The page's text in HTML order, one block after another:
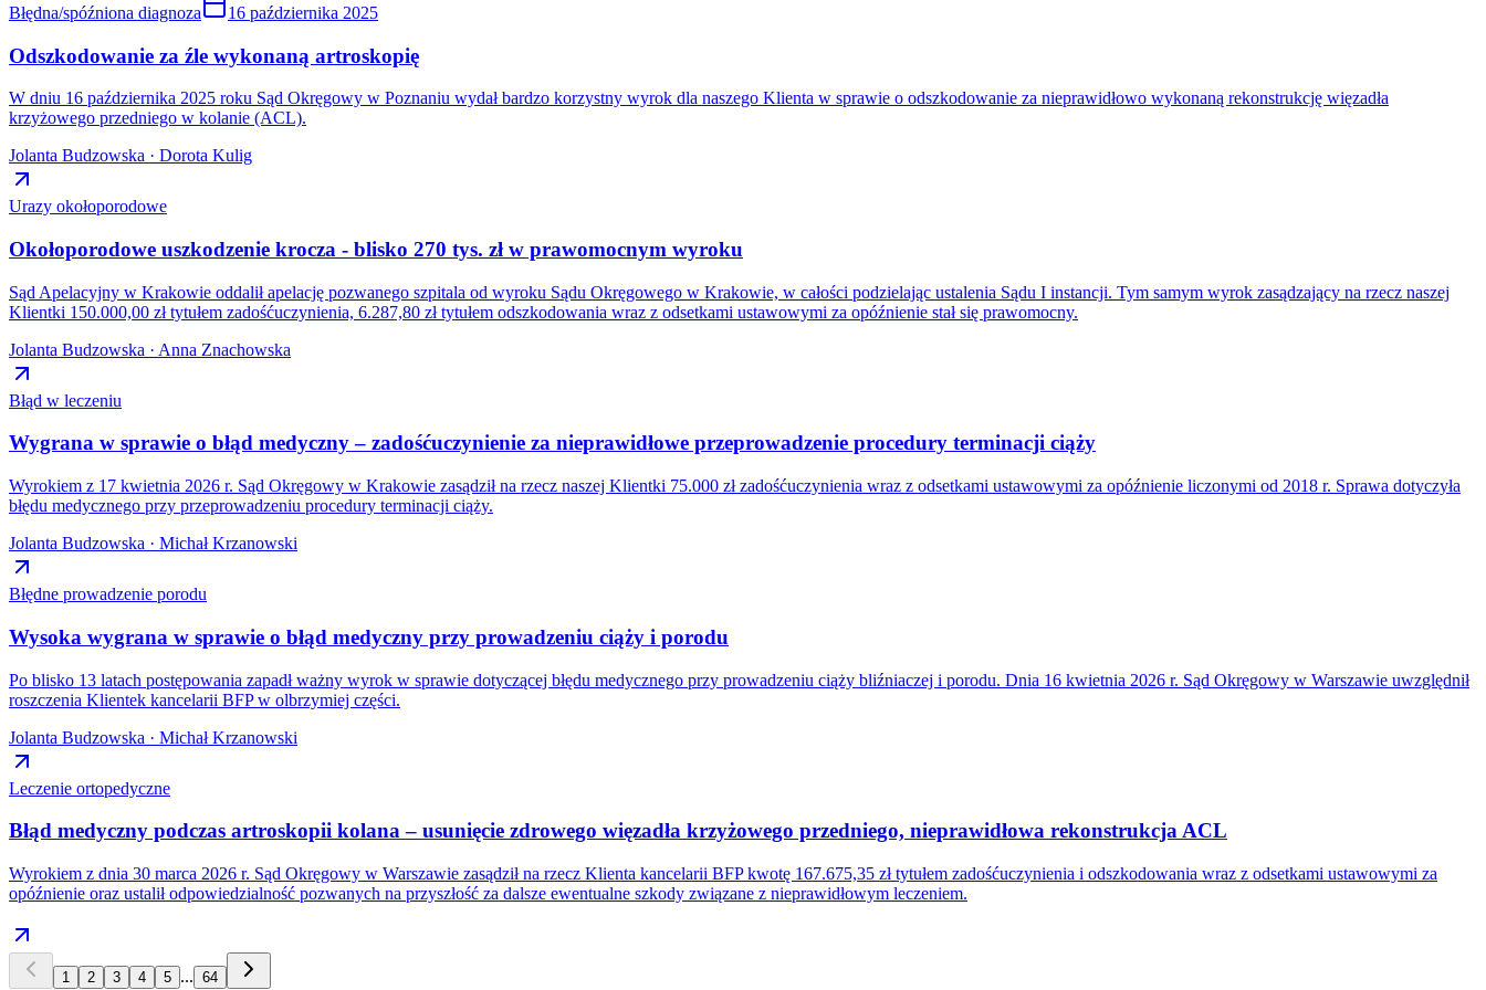
Błędna/spóźniona diagnoza 16 października 2025
Odszkodowanie za źle wykonaną artroskopię
W dniu 16 października 2025 roku Sąd Okręgowy w Poznaniu wydał bardzo korzystny wyrok dla naszego Klienta w sprawie o odszkodowanie za nieprawidłowo wykonaną rekonstrukcję więzadła
krzyżowego przedniego w kolanie (ACL).
Jolanta Budzowska · Dorota Kulig
Urazy okołoporodowe
Okołoporodowe uszkodzenie krocza - blisko 270 tys. zł w prawomocnym wyroku
Sąd Apelacyjny w Krakowie oddalił apelację pozwanego szpitala od wyroku Sądu Okręgowego w Krakowie, w całości podzielając ustalenia Sądu I instancji. Tym samym wyrok zasądzający na rzecz naszej
Klientki 150.000,00 zł tytułem zadośćuczynienia, 6.287,80 zł tytułem odszkodowania wraz z odsetkami ustawowymi za opóźnienie stał się prawomocny.
Jolanta Budzowska · Anna Znachowska
Błąd w leczeniu
Wygrana w sprawie o błąd medyczny – zadośćuczynienie za nieprawidłowe przeprowadzenie procedury terminacji ciąży
Wyrokiem z 17 kwietnia 2026 r. Sąd Okręgowy w Krakowie zasądził na rzecz naszej Klientki 75.000 zł zadośćuczynienia wraz z odsetkami ustawowymi za opóźnienie liczonymi od 2018 r. Sprawa dotyczyła
błędu medycznego przy przeprowadzeniu procedury terminacji ciąży.
Jolanta Budzowska · Michał Krzanowski
Błędne prowadzenie porodu
Wysoka wygrana w sprawie o błąd medyczny przy prowadzeniu ciąży i porodu
Po blisko 13 latach postępowania zapadł ważny wyrok w sprawie dotyczącej błędu medycznego przy prowadzeniu ciąży bliźniaczej i porodu. Dnia 16 kwietnia 2026 r. Sąd Okręgowy w Warszawie uwzględnił
roszczenia Klientek kancelarii BFP w olbrzymiej części.
Jolanta Budzowska · Michał Krzanowski
Leczenie ortopedyczne
Błąd medyczny podczas artroskopii kolana – usunięcie zdrowego więzadła krzyżowego przedniego, nieprawidłowa rekonstrukcja ACL
Wyrokiem z dnia 30 marca 2026 r. Sąd Okręgowy w Warszawie zasądził na rzecz Klienta kancelarii BFP kwotę 167.675,35 zł tytułem zadośćuczynienia i odszkodowania wraz z odsetkami ustawowymi za
opóźnienie oraz ustalił odpowiedzialność pozwanych na przyszłość za dalsze ewentualne szkody związane z nieprawidłowym leczeniem.
1 2 3 4 5 ... 64